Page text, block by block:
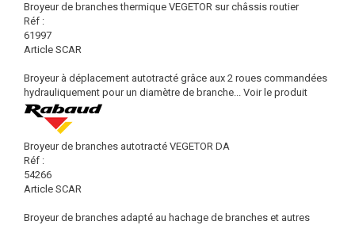
Broyeur de branches thermique VEGETOR sur châssis routier
Réf :
61997
Article SCAR
Broyeur à déplacement autotracté grâce aux 2 roues commandées
hydrauliquement pour un diamètre de branche... Voir le produit
Broyeur de branches autotracté VEGETOR DA
Réf :
54266
Article SCAR
Broyeur de branches adapté au hachage de branches et autres